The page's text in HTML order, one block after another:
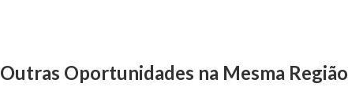
Outras Oportunidades na Mesma Região